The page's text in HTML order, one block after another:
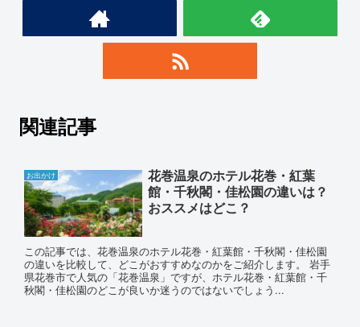
関連記事
お出かけ
花巻温泉のホテル花巻・紅葉
館・千秋閣・佳松園の違いは？
おススメはどこ？
この記事では、花巻温泉のホテル花巻・紅葉館・千秋閣・佳松園
の違いを比較して、どこがおすすめなのかをご紹介します。 岩手
県花巻市で人気の「花巻温泉」ですが、ホテル花巻・紅葉館・千
秋閣・佳松園のどこが良いか迷うのではないでしょう...